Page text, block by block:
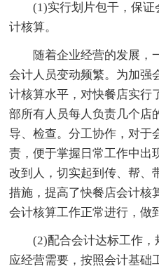
(1)实行划片包干，保
计核算。
随着企业经营的发展，
会计人员变动频繁。为加强
计核算水平，对快餐店实行
部所有人员每人负责几个店
导、检查。分工协作，对于
责，便于掌握日常工作中出
改到人，切实起到传、帮、
措施，提高了快餐店会计核
会计核算工作正常进行，做
(2)配合会计达标工作
应经营需要，按照会计基础